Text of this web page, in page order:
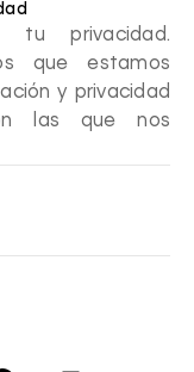
tu privacidad.
que estamos
y privacidad
las que nos